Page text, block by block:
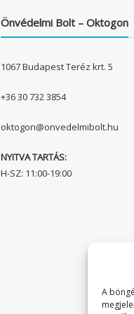
A
Önvédelmi Bolt – Oktogon
1067 Budapest Teréz krt. 5
+36 30 732 3854
oktogon@onvedelmibolt.hu
NYITVA TARTÁS:
H-SZ: 11:00-19:00